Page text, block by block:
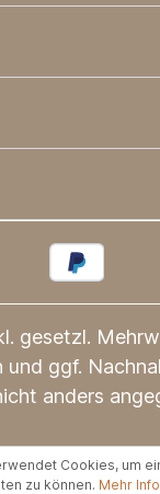
gesetzl.
und ggf.
anders
Cookies, um
zu können. Mehr